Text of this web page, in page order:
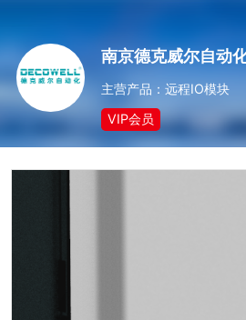
南京德克威尔自动
主营产品：远程IO模块
VIP会员